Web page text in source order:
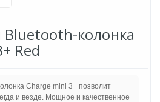
Bluetooth-колонка
Red
Charge mini 3+ позволит
и везде. Мощное и качественное